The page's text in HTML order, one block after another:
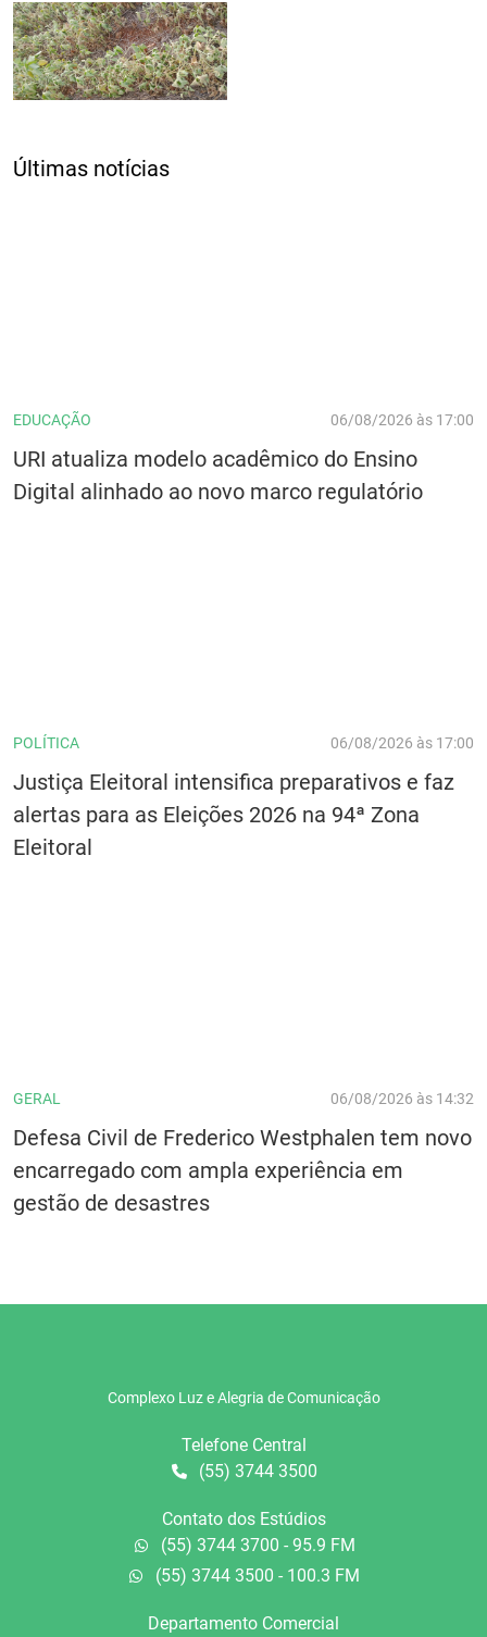
Últimas notícias
EDUCAÇÃO 06/08/2026 às 17:00
URI atualiza modelo acadêmico do Ensino
Digital alinhado ao novo marco regulatório
POLÍTICA 06/08/2026 às 17:00
Justiça Eleitoral intensifica preparativos e faz
alertas para as Eleições 2026 na 94ª Zona
Eleitoral
GERAL 06/08/2026 às 14:32
Defesa Civil de Frederico Westphalen tem novo
encarregado com ampla experiência em
gestão de desastres
Complexo Luz e Alegria de Comunicação
Telefone Central
(55) 3744 3500
Contato dos Estúdios
(55) 3744 3700 - 95.9 FM
(55) 3744 3500 - 100.3 FM
Departamento Comercial